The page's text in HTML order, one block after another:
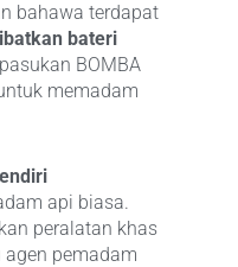
bahawa terdapat
bateri
BOMBA
memadam
api biasa.
peralatan khas
agen pemadam